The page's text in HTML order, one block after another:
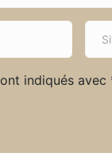
indiqués avec
S
e